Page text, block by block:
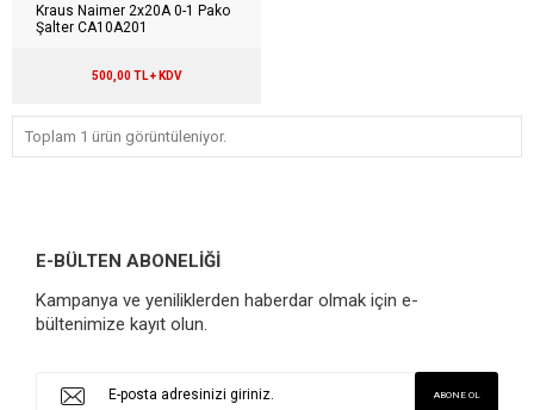
Kraus Naimer 2x20A 0-1 Pako
Şalter CA10A201
500,00 TL + KDV
Toplam 1 ürün görüntüleniyor.
E-BÜLTEN ABONELİĞİ
Kampanya ve yeniliklerden haberdar olmak için e-
bültenimize kayıt olun.